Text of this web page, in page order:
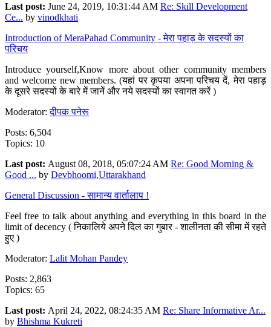
Last post: June 24, 2019, 10:31:44 AM Re: Skill Development
Ce... by vinodkhati
Introduction of MeraPahad Community - मेरा पहाड़ के सदस्यों का
परिचय
Introduce yourself,Know more about other community members
and welcome new members. (यहां पर कृपया अपना परिचय दें, मेरा पहाड़
के दूसरे सदस्यों के बारे में जानें और नये सदस्यों का स्वागत करें )
Moderator:दीपक पनेरू
Posts: 6,504
Topics: 10
Last post: August 08, 2018, 05:07:24 AM Re: Good Morning &
Good ... by Devbhoomi,Uttarakhand
General Discussion - सामान्य वार्तालाप !
Feel free to talk about anything and everything in this board in the
limit of decency ( निकालिये अपने दिल का गुबार - शालीनता की सीमा में रहते
हुए )
Moderator: Lalit Mohan Pandey
Posts: 2,863
Topics: 65
Last post: April 24, 2022, 08:24:35 AM Re: Share Informative Ar...
by Bhishma Kukreti